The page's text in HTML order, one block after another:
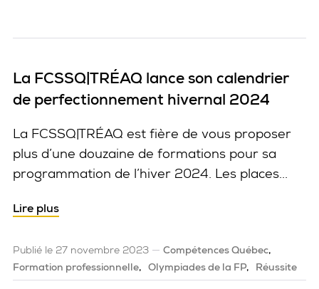
La FCSSQ|TRÉAQ lance son calendrier
de perfectionnement hivernal 2024
La FCSSQ|TRÉAQ est fière de vous proposer
plus d’une douzaine de formations pour sa
programmation de l’hiver 2024. Les places...
Lire plus
Publié le 27 novembre 2023
Compétences Québec
Formation professionnelle
Olympiades de la FP Réussite